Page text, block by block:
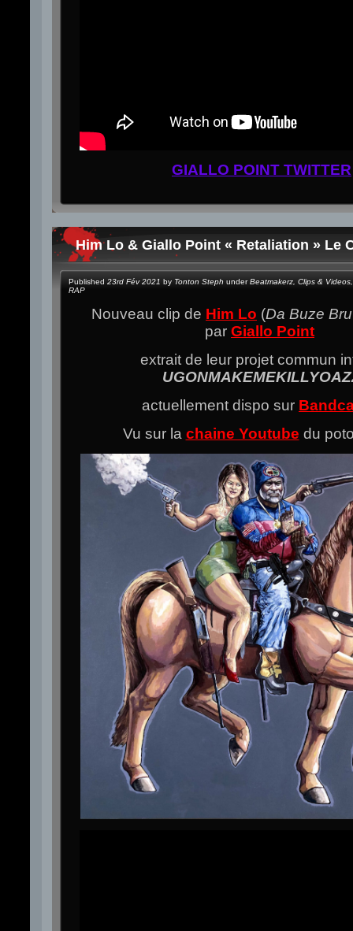
GIALLO POINT TWITTER
Him Lo & Giallo Point « Retaliation » Le
Published 23rd Fév 2021 by Tonton Steph underBeatmakerz Clips & Videos
RAP
Nouveau clip de Him Lo (Da Buze
par Giallo Point
extrait de leur projet commun
actuellement dispo sur
Vu sur la chaine Youtube du